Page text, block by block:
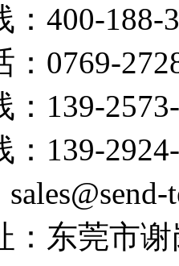
：400-188-
：0769-
：139-
：139-
：东莞市